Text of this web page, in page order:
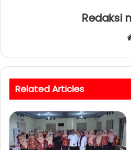
Redaksi
Related Articles